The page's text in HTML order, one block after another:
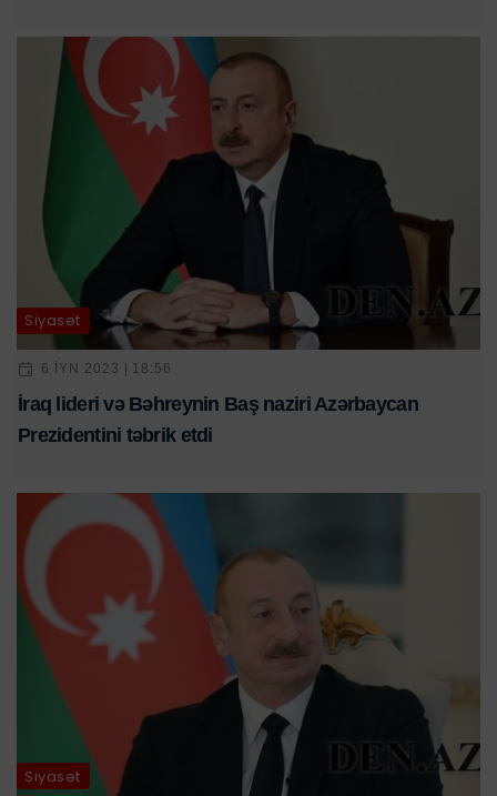
Siyasət
6 IYN 2023 | 18:56
İraq lideri və Bəhreynin Baş naziri Azərbaycan
Prezidentini təbrik etdi
Siyasət